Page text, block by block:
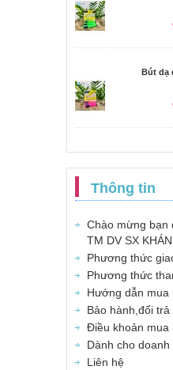
Bút dạ
Thông tin
Chào mừng bạn
TM DV SX
Phương thức
Phương thức
Hướng dẫn mua
Bảo hành,đổi trả
Điều khoản mua
Dành cho doanh
Liên hệ